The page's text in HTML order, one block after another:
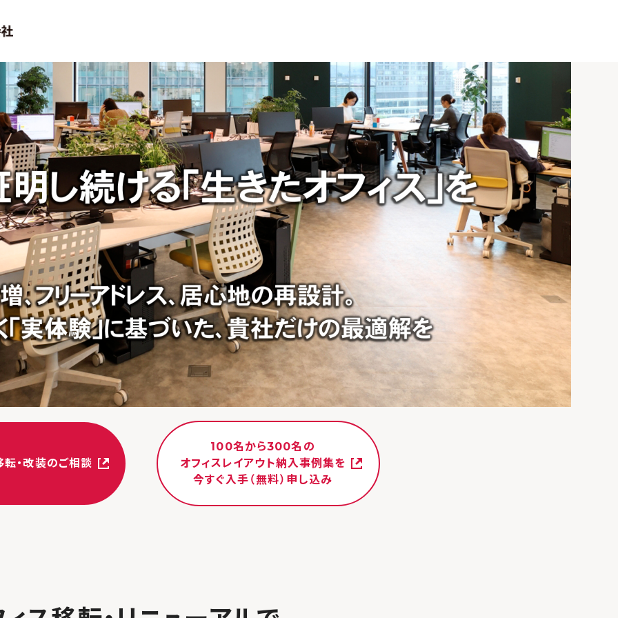
転・改装のご相談
100名から300名の
オフィスレイアウト納入事例集を
今すぐ入手（無料） 申し込み